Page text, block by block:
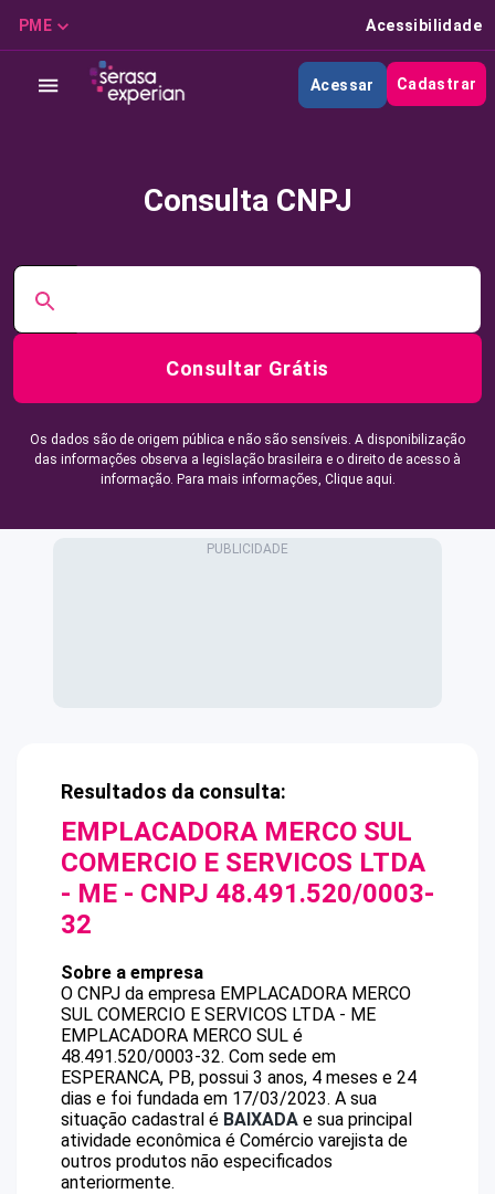
PME Acessibilidade
Acessar Cadastrar
Consulta CNPJ
Consultar Grátis
Os dados são de origem pública e não são sensíveis. A disponibilização
das informações observa a legislação brasileira e o direito de acesso à
informação. Para mais informações, Clique aqui.
Resultados da consulta:
EMPLACADORA MERCO SUL
COMERCIO E SERVICOS LTDA
- ME - CNPJ 48.491.520/0003-
32
Sobre a empresa
O CNPJ da empresa EMPLACADORA MERCO
SUL COMERCIO E SERVICOS LTDA - ME
EMPLACADORA MERCO SUL é
48.491.520/0003-32. Com sede em
ESPERANCA, PB, possui 3 anos, 4 meses e 24
dias e foi fundada em 17/03/2023. A sua
situação cadastral é BAIXADA e sua principal
atividade econômica é Comércio varejista de
outros produtos não especificados
anteriormente.